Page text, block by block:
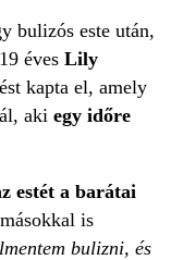
bulizós este után,
éves Lily
kapta el, amely
aki egy időre
estét a barátai
is
bulizni, és